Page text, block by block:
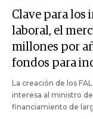
Clave para los
laboral, el
millones por
fondos para
La creación de los
interesa al ministro
financiamiento de